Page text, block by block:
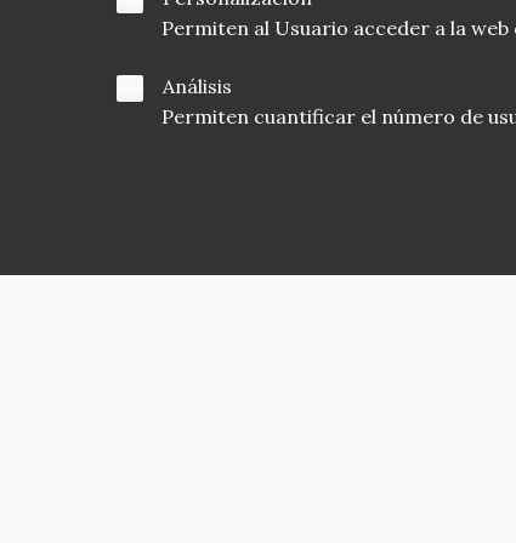
Permiten al Usuario acceder a la
Análisis
Permiten cuantificar el número de